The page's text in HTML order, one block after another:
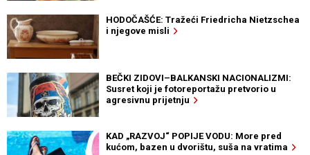
HODOČAŠĆE: Tražeći Friedricha Nietzschea
i njegove misli
BEČKI ZIDOVI–BALKANSKI NACIONALIZMI:
Susret koji je fotoreportažu pretvorio u
agresivnu prijetnju
KAD „RAZVOJ“ POPIJE VODU: More pred
kućom, bazen u dvorištu, suša na vratima